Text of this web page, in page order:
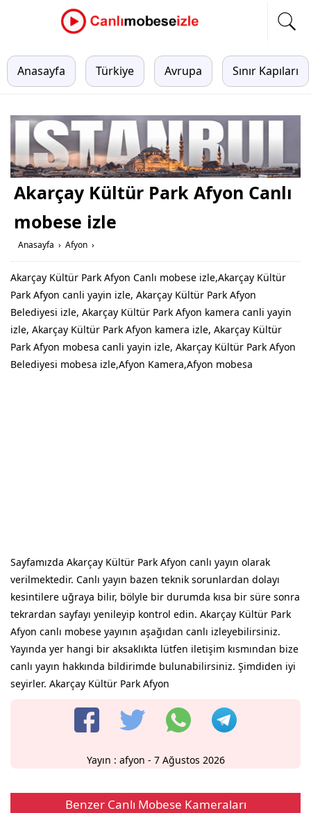
Anasayfa Türkiye Avrupa Sınır Kapıları
Akarçay Kültür Park Afyon Canlı
mobese izle
Anasayfa › Afyon ›
Akarçay Kültür Park Afyon Canlı mobese izle,Akarçay Kültür
Park Afyon canli yayin izle, Akarçay Kültür Park Afyon
Belediyesi izle, Akarçay Kültür Park Afyon kamera canli yayin
izle, Akarçay Kültür Park Afyon kamera izle, Akarçay Kültür
Park Afyon mobesa canli yayin izle, Akarçay Kültür Park Afyon
Belediyesi mobesa izle,Afyon Kamera,Afyon mobesa
Sayfamızda Akarçay Kültür Park Afyon canlı yayın olarak
verilmektedir. Canlı yayın bazen teknik sorunlardan dolayı
kesintilere uğraya bilir, bölyle bir durumda kısa bir süre sonra
tekrardan sayfayı yenileyip kontrol edin. Akarçay Kültür Park
Afyon canlı mobese yayının aşağıdan canlı izleyebilirsiniz.
Yayında yer hangi bir aksaklıkta lütfen iletişim kısmından bize
canlı yayın hakkında bildirimde bulunabilirsiniz. Şimdiden iyi
seyirler. Akarçay Kültür Park Afyon
Yayın : afyon - 7 Ağustos 2026
Benzer Canlı Mobese Kameraları